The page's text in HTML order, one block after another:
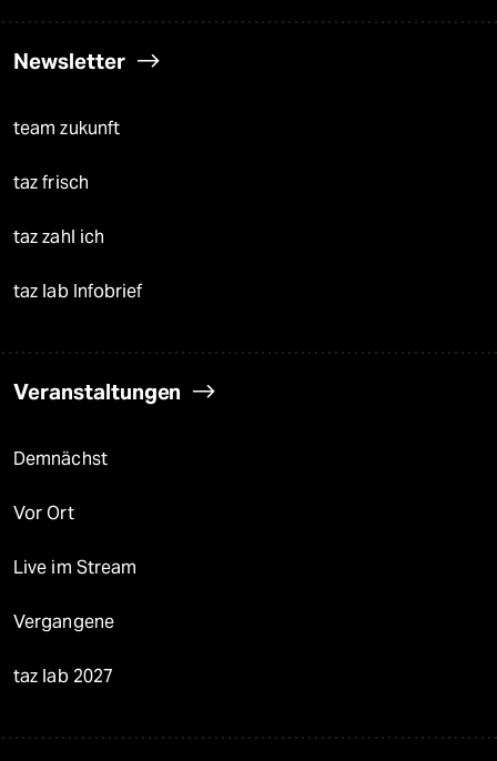
Newsletter
team zukunft
taz frisch
taz zahl ich
taz lab Infobrief
Veranstaltungen
Demnächst
Vor Ort
Live im Stream
Vergangene
taz lab 2027